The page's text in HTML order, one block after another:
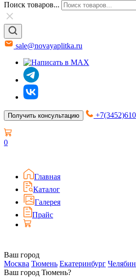
Поиск товаров...
sale@novayaplitka.ru
Получить консультацию
0
Главная
Каталог
Галерея
Прайс
Ваш город
Москва Тюмень Екатеринбург
Ваш город Тюмень?